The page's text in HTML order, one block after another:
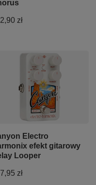
zł
Electro
efekt gitarowy
Looper
zł